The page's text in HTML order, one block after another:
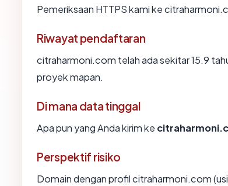
Pemeriksaan HTTPS kami ke
Riwayat pendaftaran
citraharmoni.com telah ada sekitar 15.9
proyek mapan.
Di mana data tinggal
Apa pun yang Anda kirim ke
Perspektif risiko
Domain dengan profil citraharmoni.com